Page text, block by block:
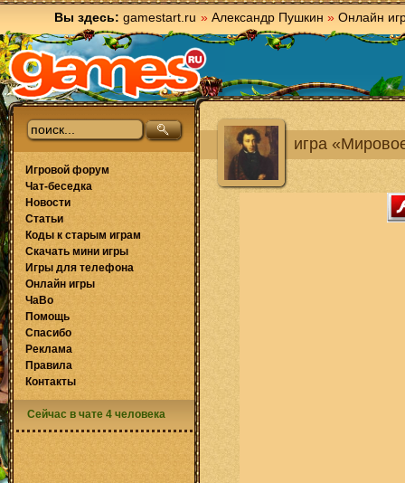
Вы здесь: gamestart.ru » Александр Пушкин » Онлайн
игра
Игровой форум
Чат-беседка
Новости
Статьи
Коды к старым играм
Скачать мини игры
Игры для телефона
Онлайн игры
ЧаВо
Помощь
Спасибо
Реклама
Правила
Контакты
Сейчас в чате 4 человека